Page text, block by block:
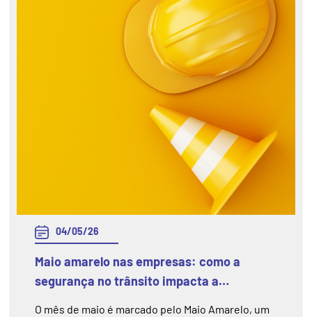
forma de contribuir diretamente para o
atendimento de pacientes em hospitais,
emergências, cirurgias e tratamentos contínuos.
04/05/26
Maio amarelo nas empresas: como a
segurança no trânsito impacta a
O mês de maio é marcado pelo Maio Amarelo, um